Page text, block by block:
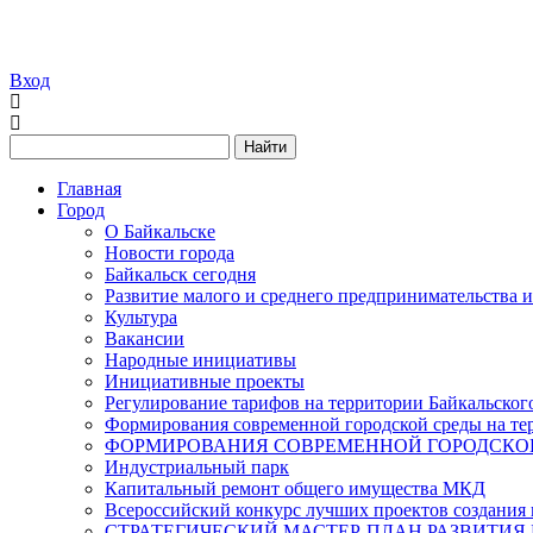
Вход
Найти
Главная
Город
О Байкальске
Новости города
Байкальск сегодня
Развитие малого и среднего предпринимательства
Культура
Вакансии
Народные инициативы
Инициативные проекты
Регулирование тарифов на территории
Формирования современной городской среды на
ФОРМИРОВАНИЯ СОВРЕМЕННОЙ
Индустриальный парк
Капитальный ремонт общего имущества МКД
Всероссийский конкурс лучших проектов